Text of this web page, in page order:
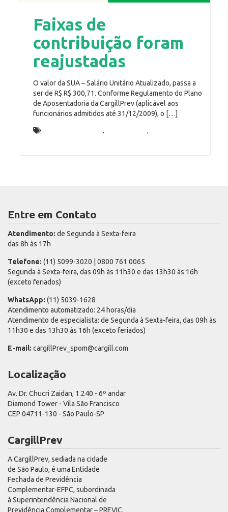
Faixas de
contribuição foram
reajustadas
O valor da SUA – Salário Unitário Atualizado, passa a
ser de R$ R$ 300,71. Conforme Regulamento do Plano
de Aposentadoria da CargillPrev (aplicável aos
funcionários admitidos até 31/12/2009), o […]
Entre em Contato
Atendimento: de Segunda à Sexta-feira
das 8h às 17h
Telefone: (11) 5099-3020 | 0800 761 0065
Segunda à Sexta-feira, das 09h às 11h30 e das 13h30 às 16h
(exceto feriados)
WhatsApp: (11) 5039-1628
Atendimento automatizado: 24 horas/dia
Atendimento de especialista: de Segunda à Sexta-feira, das 09h às
11h30 e das 13h30 às 16h (exceto feriados)
E-mail: cargillPrev_spom@cargill.com
Localização
Av. Dr. Chucri Zaidan, 1.240 - 6º andar
Diamond Tower - Vila São Francisco
CEP 04711-130 - São Paulo-SP
CargillPrev
A CargillPrev, sediada na cidade
de São Paulo, é uma Entidade
Fechada de Previdência
Complementar-EFPC, subordinada
à Superintendência Nacional de
Previdência Complementar – PREVIC,